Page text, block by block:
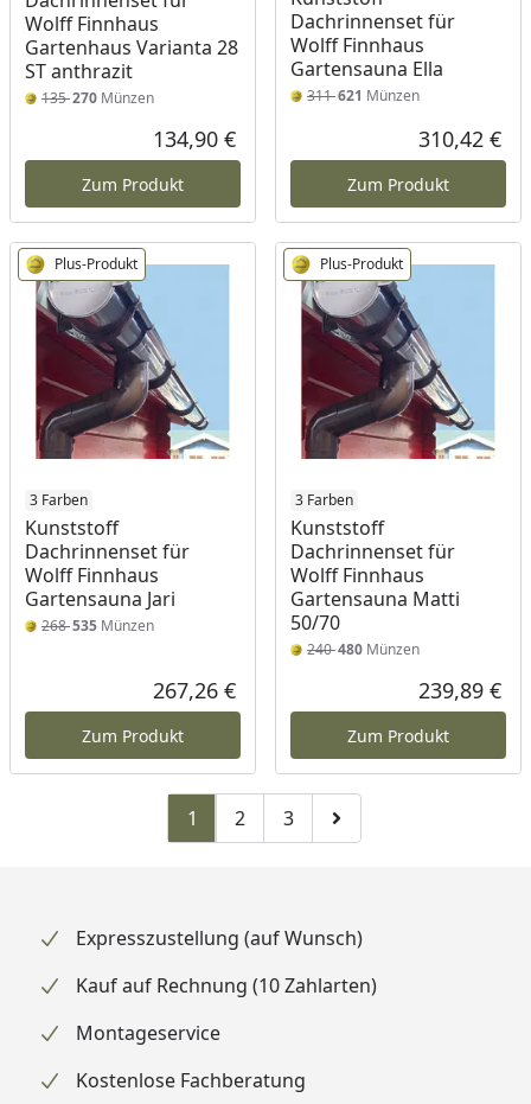
Wolff Finnhaus
Gartenhaus Varianta 28
ST anthrazit
135270 Münzen
Aktueller Preis
134,90 €
Zum Produkt
Dachrinnenset für
Wolff Finnhaus
Gartensauna Ella
311621 Münzen
310,42 €
Zum Produkt
Plus-Produkt
3 Farben
Kunststoff
Dachrinnenset für
Wolff Finnhaus
Gartensauna Jari
268535 Münzen
Aktueller Preis
267,26 €
Zum Produkt
Plus-Produkt
3 Farben
Kunststoff
Dachrinnenset für
Wolff Finnhaus
Gartensauna Matti
50/70
240480Münzen
239,89 €
Zum Produkt
1 Zu Seite 2
2 Zu Seite 3
3 Zur nächsten Seite
Expresszustellung (auf Wunsch)
Kauf auf Rechnung (10 Zahlarten)
Montageservice
Kostenlose Fachberatung